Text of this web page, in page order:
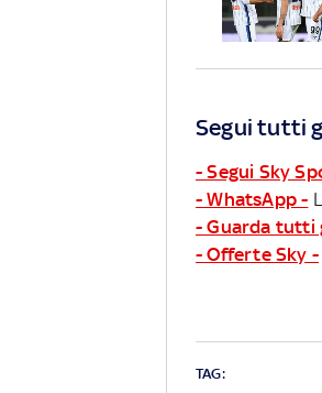
Segui tutti
- Segui Sky
- WhatsApp -
- Guarda tutti
- Offerte Sky -
TAG: